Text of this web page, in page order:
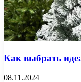
Как выбрать
08.11.2024